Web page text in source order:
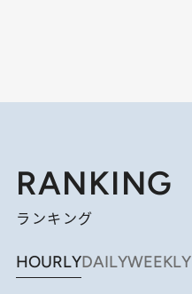
RANKING
ランキング
HOURLYDAILYWEEKLY